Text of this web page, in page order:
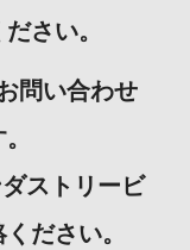
さい。
問い合わせ
ストリービ
ださい。